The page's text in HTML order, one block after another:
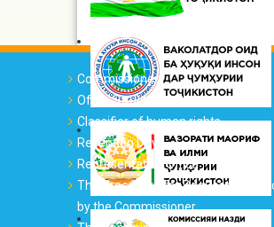
Commissioner
Office Structure
Classifier of human rights
Reception Days
Representative Office
The Procedure for Requesting
by the Commissioner